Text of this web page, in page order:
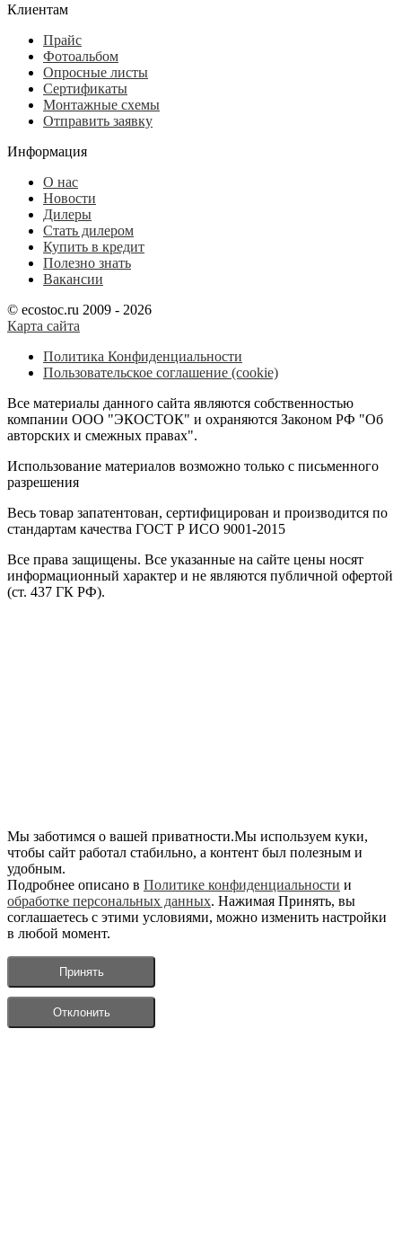
Клиентам
Прайс
Фотоальбом
Опросные листы
Сертификаты
Монтажные схемы
Отправить заявку
Информация
О нас
Новости
Дилеры
Стать дилером
Купить в кредит
Полезно знать
Вакансии
© ecostoc.ru 2009 - 2026
Карта сайта
Политика Конфиденциальности
Пользовательское соглашение (cookie)
Все материалы данного сайта являются собственностью
компании ООО "ЭКОСТОК" и охраняются Законом РФ "Об
авторских и смежных правах".
Использование материалов возможно только с письменного
разрешения
Весь товар запатентован, сертифицирован и производится по
стандартам качества ГОСТ Р ИСО 9001-2015
Все права защищены. Все указанные на сайте цены носят
информационный характер и не являются публичной офертой
(ст. 437 ГК РФ).
Мы заботимся о вашей приватности.Мы используем куки,
чтобы сайт работал стабильно, а контент был полезным и
удобным.
Подробнее описано в Политике конфиденциальности и
обработке персональных данных. Нажимая Принять, вы
соглашаетесь с этими условиями, можно изменить настройки
в любой момент.
Принять
Отклонить